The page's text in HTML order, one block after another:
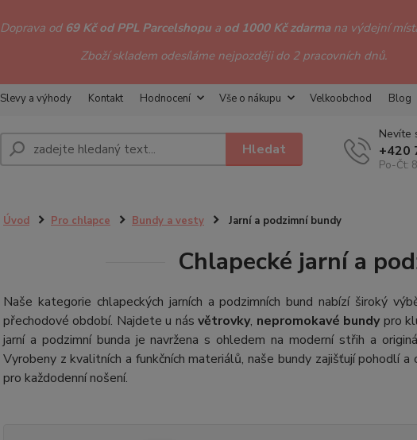
Doprava od 69 Kč od PPL Parcelshopua od 1000 Kč zdarma na výdejní
Zboží skladem odesíláme nejpozději do 2 pracovních dnů.
Slevy a výhody Kontakt Hodnocení Vše o nákupu Velkoobchod Blog
Hledat
Nevíte
+420
Po-Čt:
Úvod Pro chlapce Bundy a vesty Jarní a podzimní bundy
Chlapecké jarní a
Naše kategorie chlapeckých jarních a podzimních bund nabízí široký
přechodové období. Najdete u násvětrovky, nepromokavé bundypro
jarní a podzimní bunda je navržena s ohledem na moderní střih a
Vyrobeny z kvalitních a funkčních materiálů, naše bundy zajišťují pohodlí
pro každodenní nošení.